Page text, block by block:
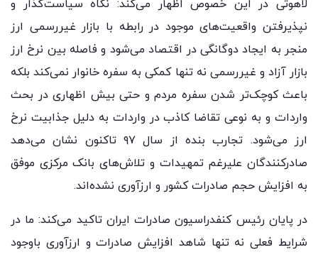
لاهوتی در این خصوص اظهار می‌کند: نگاه سیاست‌گذار و
نپذیرفتن واقعیت‌های موجود در رابطه با بازار غیررسمی ارز
منجر به ایجاد دوگانگی در اقتصاد می‌شود و فاصله بین نرخ ارز
بازار آزاد و غیررسمی نه تنها کمکی به سفره خانوار نمی‌کند بلکه
باعث کوچک‌تر شدن سفره مردم و حتی بیش اظهاری در بحث
واردات و به نوعی تقاضا کاذب در واردات به دلیل جذابیت نرخ
ارز می‌شود. تجارب بنده از سال ۹۷ تاکنون نشان می‌دهد
صادرکنندگان علیرغم تمهیدات و تلاش‌های بانک مرکزی موفق
به افزایش حجم صادرات کشور و ارزآوری نشده‌اند.
در پایان رئیس کنفدراسیون صادرات ایران تاکید می‌کند: ما در
شرایط فعلی نه تنها شاهد افزایش صادرات و ارزآوری باوجود